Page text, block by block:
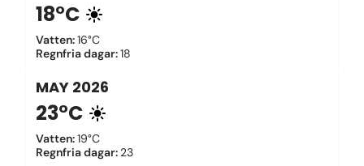
18°C
Vatten:16°C
Regnfria dagar:18
MAY 2026
23°C
Vatten:19°C
Regnfria dagar: 23